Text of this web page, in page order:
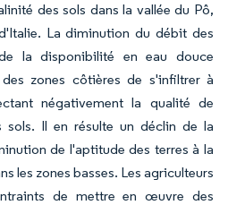
des sols dans la vallée du Pô,
La diminution du débit des
la disponibilité en eau douce
zones côtières de s'infiltrer à
négativement la qualité de
Il en résulte un déclin de la
de l'aptitude des terres à la
les zones basses. Les agriculteurs
de mettre en œuvre des